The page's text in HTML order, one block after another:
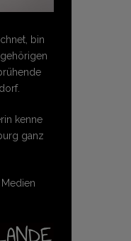
bin
kenne
ganz